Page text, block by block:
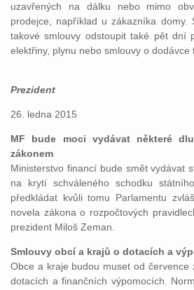
uzavřených na dálku nebo mimo
prodejce, například u zákazníka domy.
takové smlouvy odstoupit také pět dní
elektřiny, plynu nebo smlouvy o dodávce
Prezident
26. ledna 2015
MF bude moci vydávat některé
zákonem
Ministerstvo financí bude smět vydávat
na krytí schváleného schodku
předkládat kvůli tomu Parlamentu
novela zákona o rozpočtových
prezident Miloš Zeman.
Smlouvy obcí a krajů o dotacích a
Obce a kraje budou muset od července
dotacích a finančních výpomocích.